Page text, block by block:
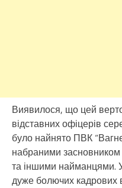
Виявилося, що цей
відставних офіцерів
було найнято ПВК
набраними
та іншими найманцями. У
дуже болючих кадрових